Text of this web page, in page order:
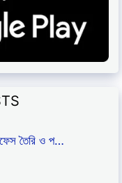
তৈরি ও প…